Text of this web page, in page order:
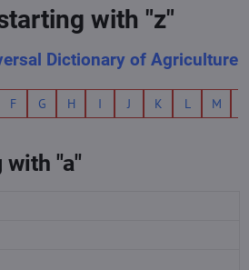
with "z"
Dictionary of Agriculture
F G H I J K L M
"a"